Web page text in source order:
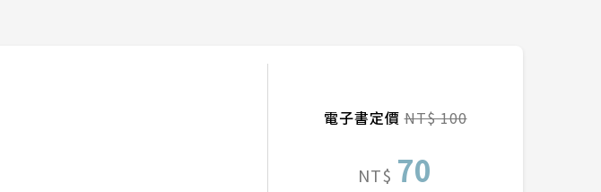
電子書定價NT$ 100
NT$ 70